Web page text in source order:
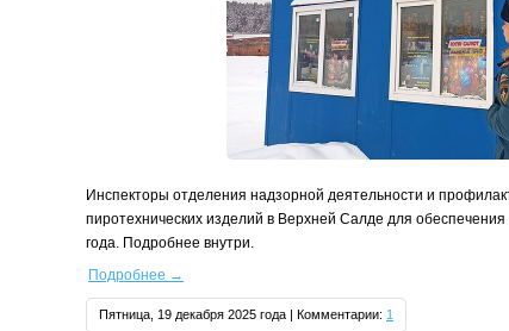
Инспекторы отделения надзорной деятельности и
пиротехнических изделий в Верхней Салде для
года. Подробнее внутри.
Подробнее →
Пятница, 19 декабря 2025 года | Комментарии: 1